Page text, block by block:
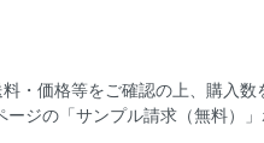
・価格等をご確認の上、購入
ジの「サンプル請求（無料）」